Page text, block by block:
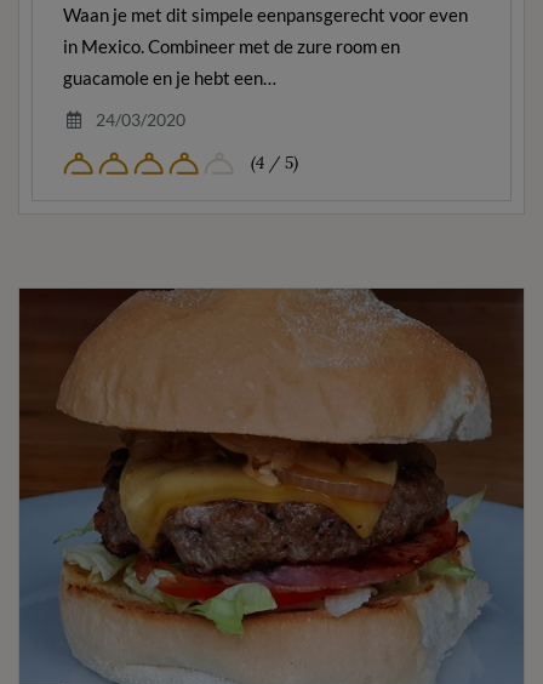
Waan je met dit simpele eenpansgerecht voor even
in Mexico. Combineer met de zure room en
guacamole en je hebt een…
24/03/2020
(4 / 5)